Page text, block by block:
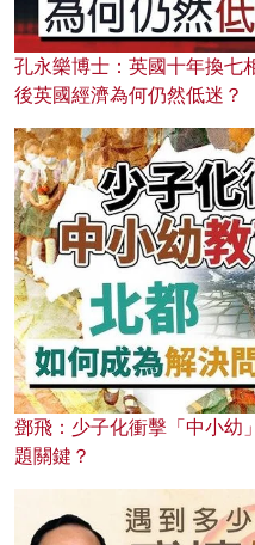
孔永樂博士：英國十年換七
後英國經濟為何仍然低迷？
鄧飛：少子化衝擊「中小幼
題關鍵？